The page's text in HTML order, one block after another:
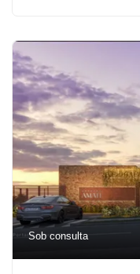
Sob consulta